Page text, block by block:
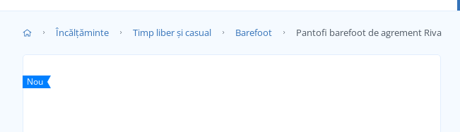
Încălţăminte Timp liber și casual Barefoot Pantofi barefoot de agrement Riva
Nou